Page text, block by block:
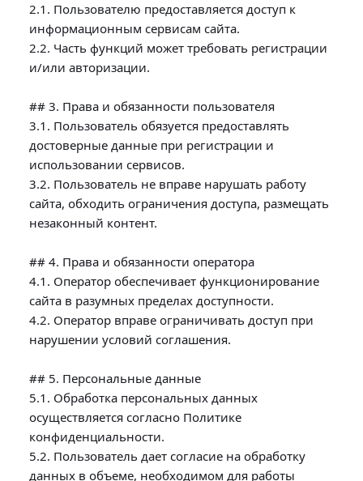
2.1. Пользователю предоставляется доступ к
информационным сервисам сайта.
2.2. Часть функций может требовать регистрации
и/или авторизации.
## 3. Права и обязанности пользователя
3.1. Пользователь обязуется предоставлять
достоверные данные при регистрации и
использовании сервисов.
3.2. Пользователь не вправе нарушать работу
сайта, обходить ограничения доступа, размещать
незаконный контент.
## 4. Права и обязанности оператора
4.1. Оператор обеспечивает функционирование
сайта в разумных пределах доступности.
4.2. Оператор вправе ограничивать доступ при
нарушении условий соглашения.
## 5. Персональные данные
5.1. Обработка персональных данных
осуществляется согласно Политике
конфиденциальности.
5.2. Пользователь дает согласие на обработку
данных в объеме, необходимом для работы